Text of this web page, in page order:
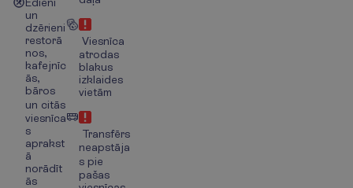
un
dzērieni
restorā
nos,
kafejnīc
ās,
bāros
un citās
viesnīca
s
aprakst
ā
norādīt
ās
Viesnīca
atrodas
blakus
izklaides
vietām
Transfērs
neapstāja
s pie
pašas